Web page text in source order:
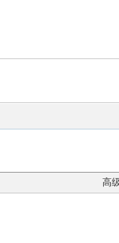
高